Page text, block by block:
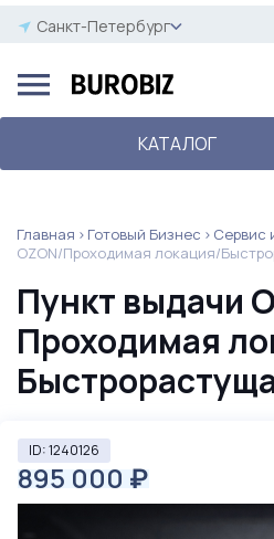
Санкт-Петербург
КАТАЛОГ
Главная Готовый Бизнес Сервис
OZON/Проходимая локация/
Пункт выдачи
Проходимая
ID: 1240126
895 000 ₽